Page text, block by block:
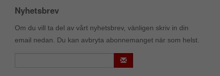
Nyhetsbrev
Om du vill ta del av vårt nyhetsbrev, vänligen skriv in din
email nedan. Du kan avbryta abonnemanget när som helst.